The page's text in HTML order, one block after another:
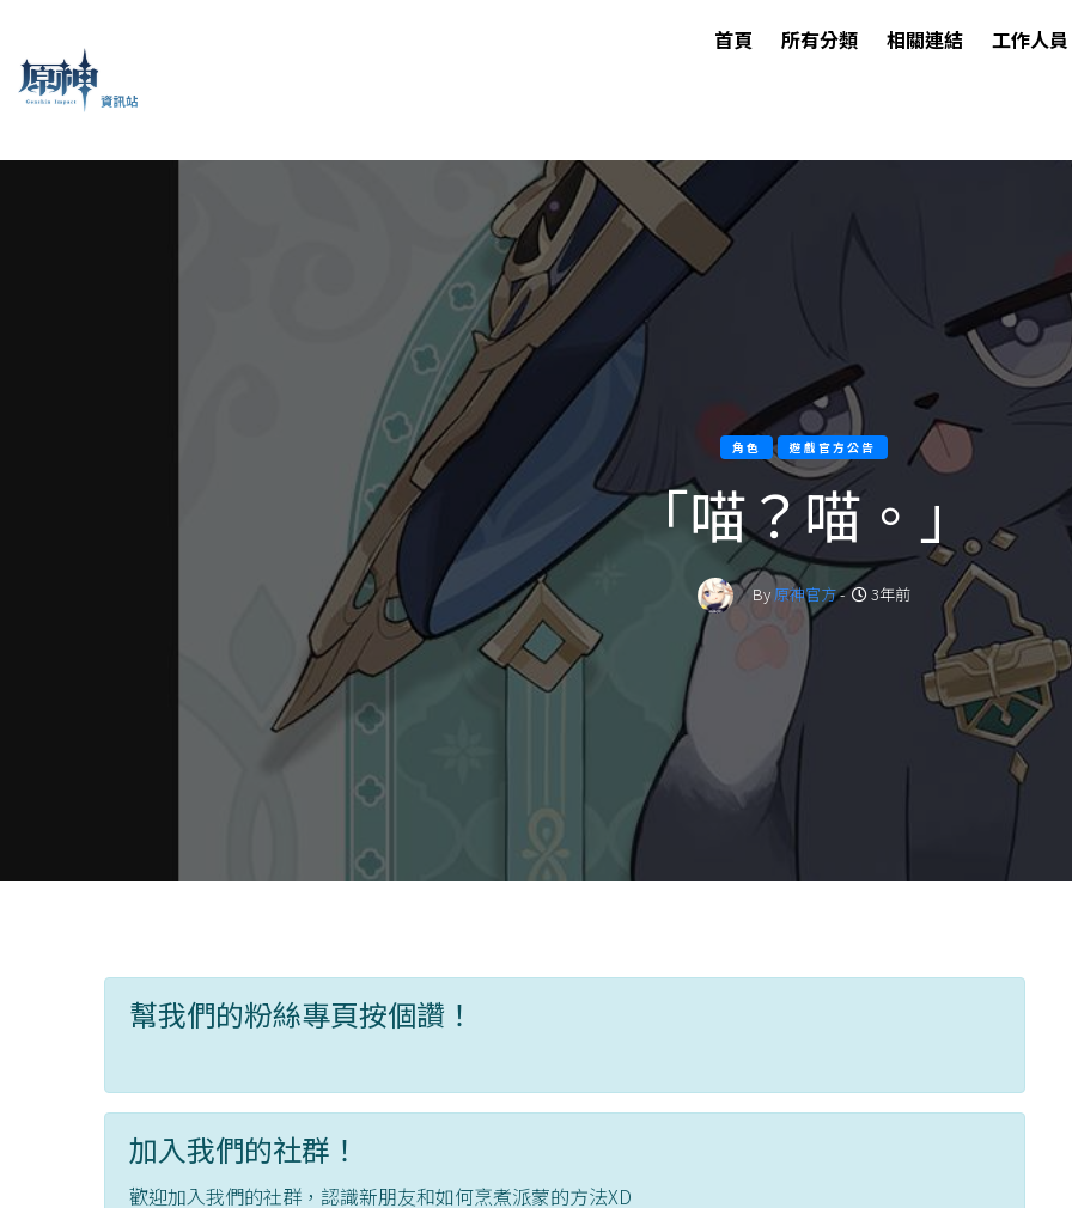
首頁 所有分類 相關連結 工作人員
角色 遊戲官方公告
「喵？喵。」
By原神官方- 3年前
幫我們的粉絲專頁按個讚！
加入我們的社群！
歡迎加入我們的社群，認識新朋友和如何烹煮派蒙的方法XD